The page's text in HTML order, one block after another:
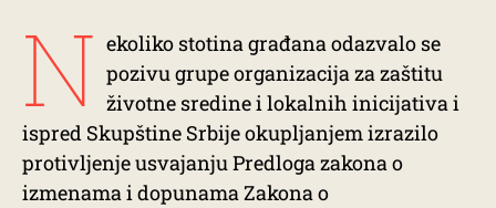
N ekoliko stotina građana odazvalo se
pozivu grupe organizacija za zaštitu
životne sredine i lokalnih inicijativa i
ispred Skupštine Srbije okupljanjem izrazilo
protivljenje usvajanju Predloga zakona o
izmenama i dopunama Zakona o